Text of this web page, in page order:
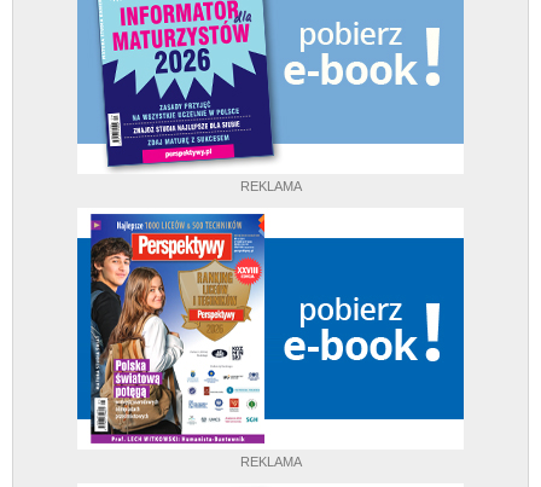
REKLAMA
REKLAMA